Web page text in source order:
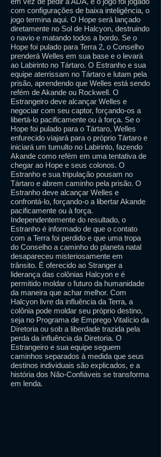
com configurações de baixa inteligência, o
jogo termina aqui. O Hope será lançado
diretamente no Sol de Halcyon, destruindo
o navio e matando todos a bordo. Se o
Hope foi pulado para Terra 2, o Conselho
prenderá Welles em sua base e o levará
ao Labirinto no Tártaro. O Estranho e sua
equipe aterrissam no Tártaro e lutam pela
prisão, aprendendo que Welles está sendo
refém de Akande ou Rockwell. O
Estrangeiro deve alcançar Welles e
negociar com seu captor, forçando-os a
libertá-lo pacificamente ou à força. Se o
Hope foi pulado para o Tártaro, Welles
enfurecido viajará para o próprio Tártaro e
iniciará um tumulto no Labirinto, fazendo
Akande como refém em uma tentativa de
chegar ao Hope e seus colonos. O
Estranho e sua tripulação pousam no
Tártaro e abrem caminho pela prisão. O
Estranho deve alcançar Welles e
confrontá-lo, forçando-o a libertar Akande
pacificamente ou à força.
Independentemente do resultado, o
Estranho é informado de que o contato
com a Terra foi perdido e que uma tropa
do Conselho a caminho do planeta natal
desapareceu misteriosamente em
trânsito. É oferecido ao Stranger a
liderança das colônias Halcyon e é
permitido moldar o futuro da humanidade
da maneira que achar melhor. Com
Halcyon livre da influência da Terra, a
colônia pode moldar seu próprio destino,
seja no Programa de Emprego Vitalício da
Diretoria ou sob a liberdade trazida pela
perda da influência da Diretoria. O
Estrangeiro e sua equipe seguem
caminhos separados à medida que seus
destinos individuais são explicados, e a
história dos Não-Confiáveis ​​se transforma
em lenda.